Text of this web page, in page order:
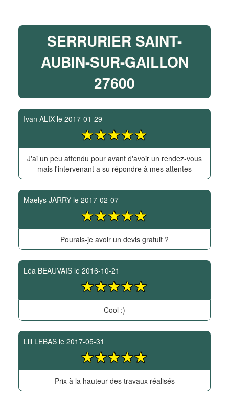
SERRURIER SAINT-
AUBIN-SUR-GAILLON
27600
Ivan ALIX le 2017-01-29
J'ai un peu attendu pour avant d'avoir un rendez-vous
mais l'intervenant a su répondre à mes attentes
Maelys JARRY le 2017-02-07
Pourais-je avoir un devis gratuit ?
Léa BEAUVAIS le 2016-10-21
Cool :)
Lili LEBAS le 2017-05-31
Prix à la hauteur des travaux réalisés